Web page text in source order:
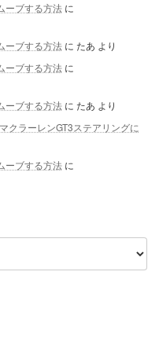
ーブする方法に
ーブする方法に たあ より
ーブする方法に
ーブする方法に たあ より
クラーレンGT3ステアリングに
ーブする方法に